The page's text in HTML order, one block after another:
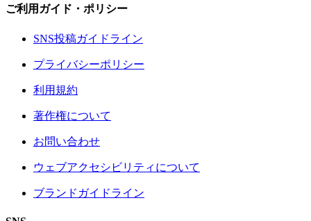
ご利用ガイド・ポリシー
SNS投稿ガイドライン
プライバシーポリシー
利用規約
著作権について
お問い合わせ
ウェブアクセシビリティについて
ブランドガイドライン